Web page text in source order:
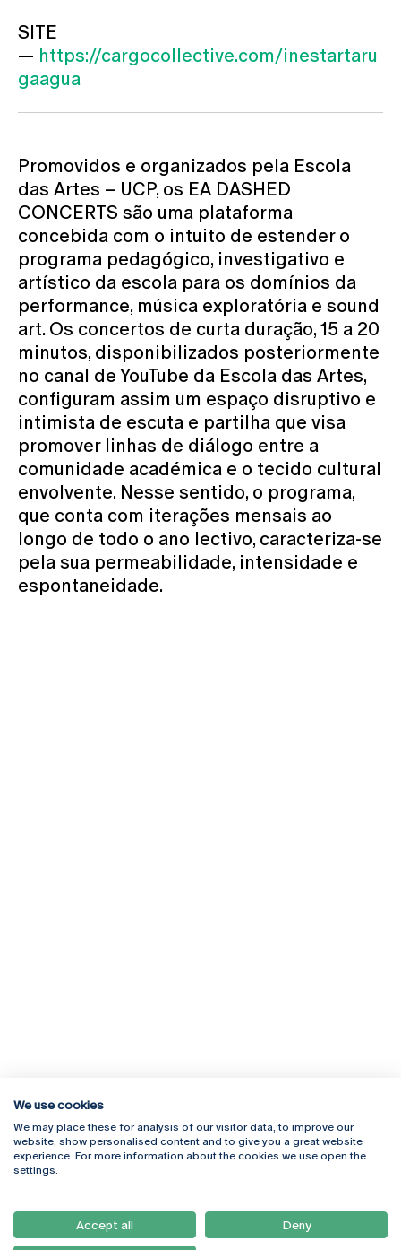
SITE
— https://cargocollective.com/inestartaru
gaagua
Promovidos e organizados pela Escola
das Artes – UCP, os EA DASHED
CONCERTS são uma plataforma
concebida com o intuito de estender o
programa pedagógico, investigativo e
artístico da escola para os domínios da
performance, música exploratória e sound
art. Os concertos de curta duração, 15 a 20
minutos, disponibilizados posteriormente
no canal de YouTube da Escola das Artes,
configuram assim um espaço disruptivo e
intimista de escuta e partilha que visa
promover linhas de diálogo entre a
comunidade académica e o tecido cultural
envolvente. Nesse sentido, o programa,
que conta com iterações mensais ao
longo de todo o ano lectivo, caracteriza-se
pela sua permeabilidade, intensidade e
espontaneidade.
Rua Diogo Botelho 1327
4169-005 Porto
+351 226 196 240
Campus Online
Webmail
Como Chegar
Newsletter
We use cookies
We may place these for analysis of our visitor data, to improve our
website, show personalised content and to give you a great website
experience. For more information about the cookies we use open the
settings.
Accept all Deny